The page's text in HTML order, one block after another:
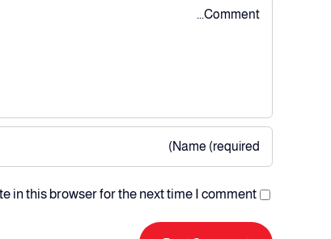
Comment
in this browser for the next time I comment.